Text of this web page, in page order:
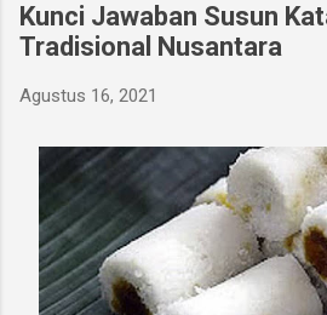
Kunci Jawaban Susun
Tradisional Nusantara
Agustus 16, 2021